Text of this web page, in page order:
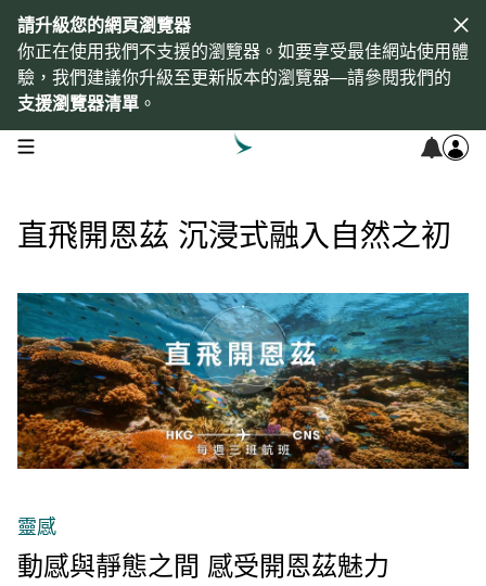
請升級您的網頁瀏覽器
你正在使用我們不支援的瀏覽器。如要享受最佳網站使用體
驗，我們建議你升級至更新版本的瀏覽器—請參閱我們的
支援瀏覽器清單 。
open navigation menu
直飛開恩茲 沉浸式融入自然之初
靈感
動感與靜態之間 感受開恩茲魅力